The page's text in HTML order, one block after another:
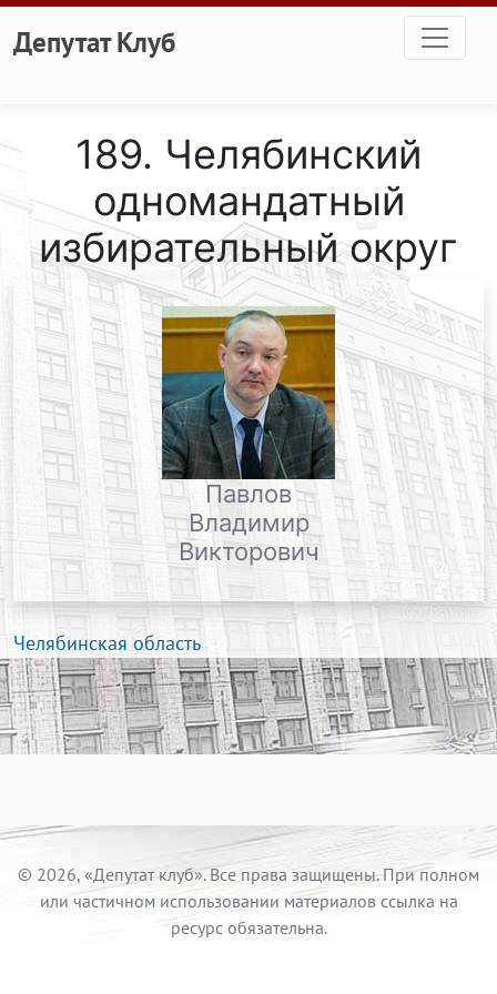
Перейти к основному содержанию
Депутат Клуб
189. Челябинский
одномандатный
избирательный округ
Павлов
Владимир
Викторович
Челябинская область
© 2026, «Депутат клуб». Все права защищены. При полном
или частичном использовании материалов ссылка на
ресурс обязательна.